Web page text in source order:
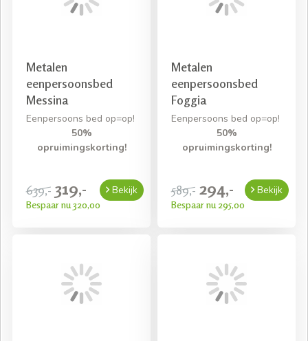
Metalen
eenpersoonsbed
Messina
Eenpersoons bed op=op!
50%
opruimingskorting!
639,- 319,-
Bespaar nu 320,00
Bekijk
Metalen
eenpersoonsbed
Foggia
Eenpersoons bed op=op!
50%
opruimingskorting!
589,- 294,-
Bespaar nu 295,00
Bekijk